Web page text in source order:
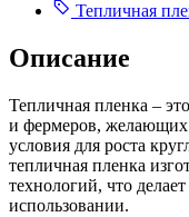
Тепличная
Описание
Тепличная пленка –
и фермеров, желающих
условия для роста
тепличная пленка
технологий, что
использовании.